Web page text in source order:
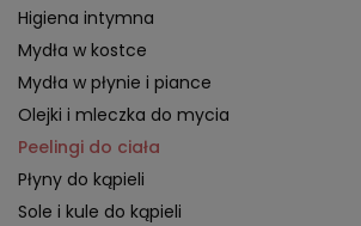
Higiena intymna
Mydła w kostce
Mydła w płynie i piance
Olejki i mleczka do mycia
Peelingi do ciała
Płyny do kąpieli
Sole i kule do kąpieli